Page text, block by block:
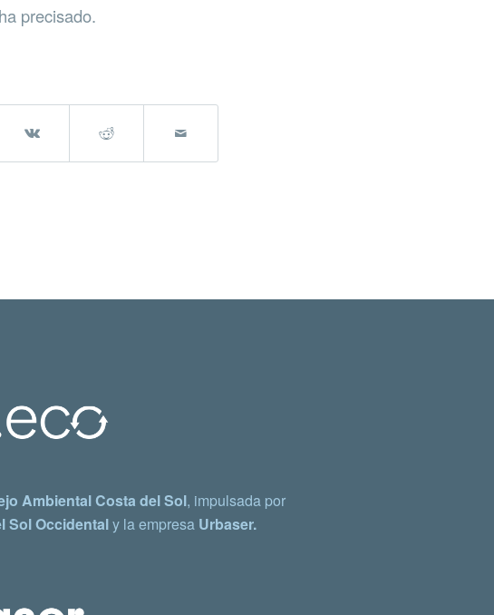
precisado.
Ambiental Costa del Sol, impulsada por
Sol Occidentaly la empresa Urbaser.